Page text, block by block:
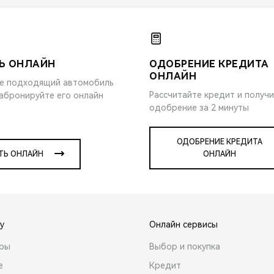
ОНЛАЙН
подходящий автомобиль
его онлайн
ОНЛАЙН
ОДОБРЕНИЕ КРЕДИТА
ОНЛАЙН
Рассчитайте кредит и
одобрение за 2 минуты
ОДОБРЕНИЕ КРЕДИТА
ОНЛАЙН
Онлайн сервисы
Выбор и покупка
Кредит